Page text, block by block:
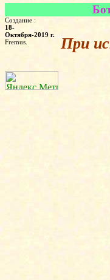
Создание :
18-
Октября-2019 г.
Fremus.
При